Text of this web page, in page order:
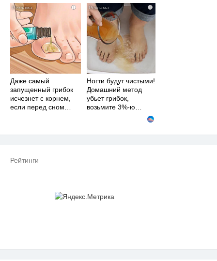
i
Даже самый
запущенный грибок
исчезнет с корнем,
если перед сном…
i
Ногти будут чистыми!
Домашний метод
убьет грибок,
возьмите 3%-ю…
Рейтинги